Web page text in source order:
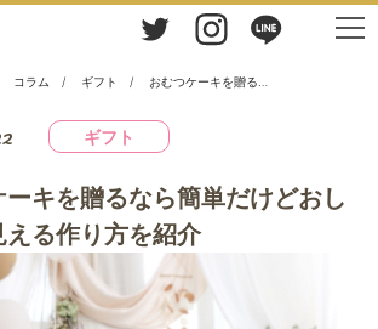
コラム ギフト
ギフト
ーキを贈るなら簡単だけどおし
える作り方を紹介